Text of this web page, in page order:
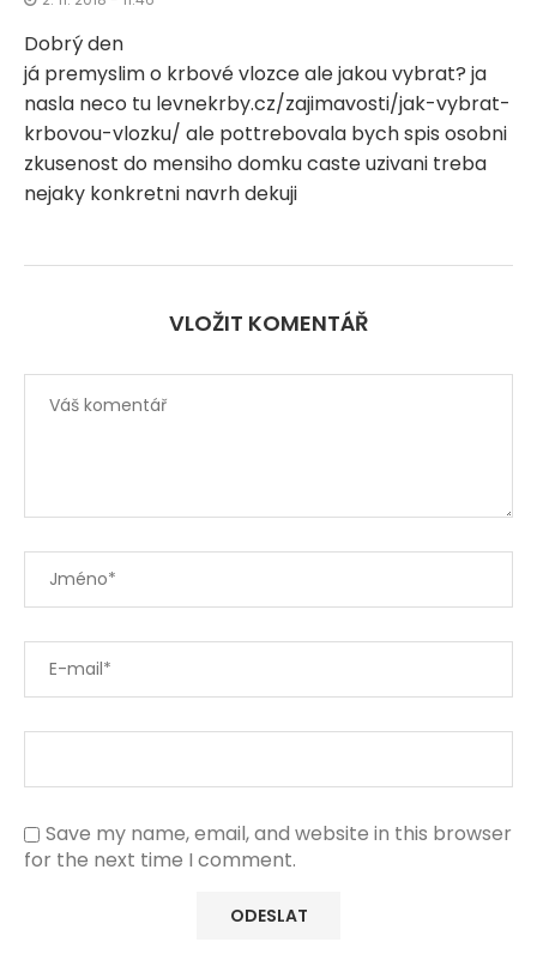
Dobrý den
já premyslim o krbové vlozce ale jakou vybrat? ja
nasla neco tu levnekrby.cz/zajimavosti/jak-vybrat-
krbovou-vlozku/ ale pottrebovala bych spis osobni
zkusenost do mensiho domku caste uzivani treba
nejaky konkretni navrh dekuji
VLOŽIT KOMENTÁŘ
Save my name, email, and website in this browser
for the next time I comment.